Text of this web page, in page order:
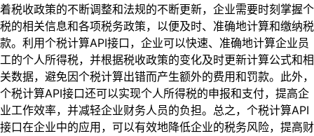
着税收政策的不断调整和法规的不断更新，企业需要时刻掌握个
税的相关信息和各项税务政策，以便及时、准确地计算和缴纳税
款。利用个税计算API接口，企业可以快速、准确地计算企业员
工的个人所得税，并根据税收政策的变化及时更新计算公式和相
关数据，避免因个税计算出错而产生额外的费用和罚款。此外，
个税计算API接口还可以实现个人所得税的申报和支付，提高企
业工作效率，并减轻企业财务人员的负担。总之，个税计算API
接口在企业中的应用，可以有效地降低企业的税务风险，提高财